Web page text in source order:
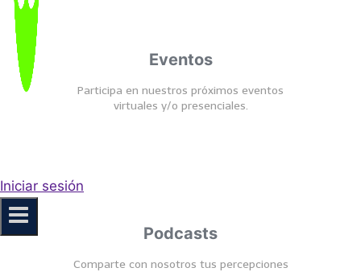
Iniciar sesión
Eventos
Participa en nuestros próximos eventos
virtuales y/o presenciales.
Podcasts
Comparte con nosotros tus percepciones